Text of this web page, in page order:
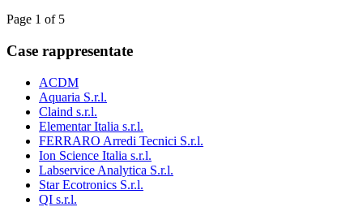
Page 1 of 5
Case rappresentate
ACDM
Aquaria S.r.l.
Claind s.r.l.
Elementar Italia s.r.l.
FERRARO Arredi Tecnici S.r.l.
Ion Science Italia s.r.l.
Labservice Analytica S.r.l.
Star Ecotronics S.r.l.
QI s.r.l.